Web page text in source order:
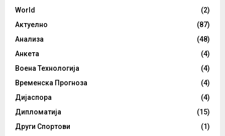
World
(2)
Актуелно
(87)
Анализа
(48)
Анкета
(4)
Воена Технологија
(4)
Временска Прогноза
(4)
Дијаспора
(4)
Дипломатија
(15)
Други Спортови
(1)